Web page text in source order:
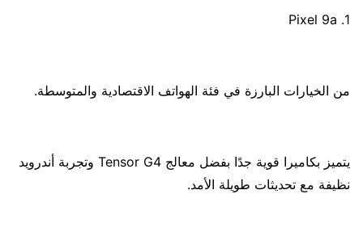
1. Pixel 9a
من الخيارات البارزة في فئة الهواتف الاقتصادية والمتوسطة.
يتميز بكاميرا قوية جدًا بفضل معالج Tensor G4 وتجربة أندرويد
نظيفة مع تحديثات طويلة الأمد.